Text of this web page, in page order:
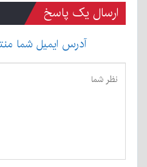
ارسال یک پاسخ
آدرس ایمیل شما